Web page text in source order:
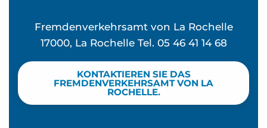
Fremdenverkehrsamt von La Rochelle
17000, La Rochelle Tel. 05 46 41 14 68
KONTAKTIEREN SIE DAS
FREMDENVERKEHRSAMT VON LA
ROCHELLE.